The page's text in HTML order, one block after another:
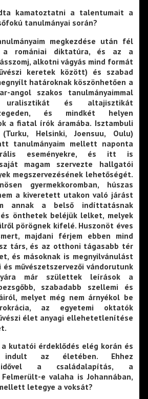
kamatoztatni a talentumait a
tanulmányai során?
megkezdése után fél
romániai diktatúra, és az a
alkotni vágyás mind formát
keretek között) és szabad
határoknak köszönhetően a
angol szakos tanulmányaimmal
uralisztikát és altajisztikát
és mindkét helyen
a fiatal írók áramába. Isztambuli
Helsinki, Joensuu, Oulu)
tanulmányaim mellett naponta
eseményekre, és itt is
magam szervezte hallgatói
megszervezésének lehetőségét.
gyermekkoromban, húszas
a kiveretett utakon való járást
annak a belső indíttatásnak
önthetek beléjük lelket, melyek
pörögnek kifelé. Huszonöt éves
majdani férjem ebben mind
társ, és az otthoni tágasabb tér
és másoknak is megnyilvánulást
művészetszervezői vándorutunk
már születtek leírások a
szabadabb szellemi és
melyet még nem árnyékol be
az egyetemi oktatók
élet anyagi ellehetetlenítése
kutatói érdeklődés elég korán és
indult az életében. Ehhez
a családalapítás, a
Felmerült-e valaha is Johannában,
letegye a voksát?